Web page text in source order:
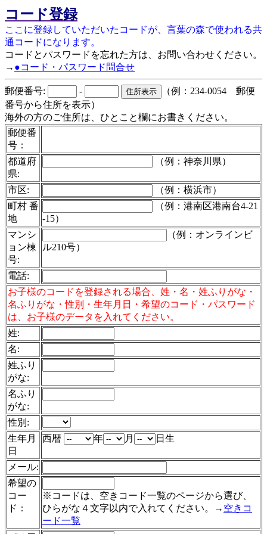
コード登録
ここに登録していただいたコードが、言葉の森で使われる共
通コードになります。
コードとパスワードを忘れた方は、お問い合わせください。
→ ●コード・パスワード問合せ
郵便番号: -
（例：234-0054 郵便
番号から住所を表示）
海外の方のご住所は、ひとこと欄にお書きください。
郵便番
号：
都道府
県:
（例：神奈川県）
市区:
（例：横浜市）
町村 番
地
（例：港南区港南台4-21
-15）
マンシ
ョン棟
号:
（例：オンラインビ
ル210号）
電話:
お子様のコードを登録される場合、姓・名・姓ふりがな・
名ふりがな・性別・生年月日・希望のコード・パスワード
は、お子様のデータを入れてください。
姓:
名:
姓ふり
がな:
名ふり
がな:
性別:
生年月
日
西暦 年 月 日生
メール:
希望の
コー
ド：
※コードは、空きコード一覧のページから選び、
ひらがな４文字以内で入れてください。→ 空きコ
ード一覧